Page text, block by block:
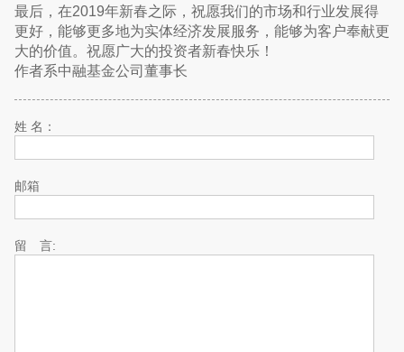
最后，在2019年新春之际，祝愿我们的市场和行业发展得
更好，能够更多地为实体经济发展服务，能够为客户奉献更
大的价值。祝愿广大的投资者新春快乐！
作者系中融基金公司董事长
姓 名：
邮箱
留 言: